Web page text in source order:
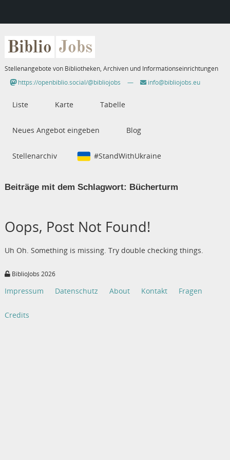
Biblio Jobs
Stellenangebote von Bibliotheken, Archiven und Informationseinrichtungen
https://openbiblio.social/@bibliojobs
— info@bibliojobs.eu
Liste Karte Tabelle
Neues Angebot eingeben Blog
Stellenarchiv #StandWithUkraine
Beiträge mit dem Schlagwort: Bücherturm
Oops, Post Not Found!
Uh Oh. Something is missing. Try double checking things.
BiblioJobs 2026
Impressum Datenschutz About Kontakt Fragen
Credits